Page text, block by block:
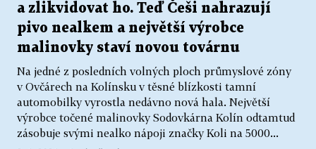
a zlikvidovat ho. Teď Češi nahrazují
pivo nealkem a největší výrobce
malinovky staví novou továrnu
Na jedné z posledních volných ploch průmyslové zóny
v Ovčárech na Kolínsku v těsné blízkosti tamní
automobilky vyrostla nedávno nová hala. Největší
výrobce točené malinovky Sodovkárna Kolín odtamtud
zásobuje svými nealko nápoji značky Koli na 5000...